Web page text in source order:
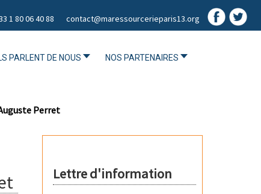
1 80 06 40 88 contact@maressourcerieparis13.org
PARLENT DE NOUS NOS PARTENAIRES
Perret
Lettre d'information